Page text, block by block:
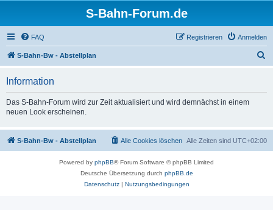
S-Bahn-Forum.de
FAQ Anmelden
Registrieren
S-Bahn-Bw - Abstellplan
Information
Das S-Bahn-Forum wird zur Zeit aktualisiert und wird demnächst in einem
neuen Look erscheinen.
S-Bahn-Bw - Abstellplan Alle Zeiten sind UTC+02:00
Alle Cookies löschen
Powered by phpBB® Forum Software © phpBB Limited
Deutsche Übersetzung durch phpBB.de
Datenschutz| Nutzungsbedingungen